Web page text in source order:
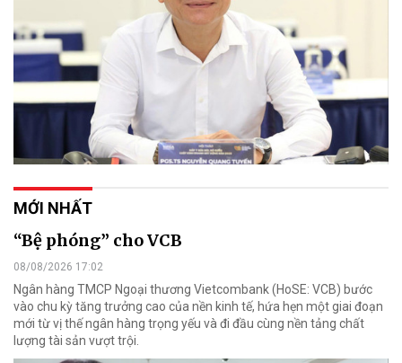
MỚI NHẤT
“Bệ phóng” cho VCB
08/08/2026 17:02
Ngân hàng TMCP Ngoại thương Vietcombank (HoSE: VCB) bước
vào chu kỳ tăng trưởng cao của nền kinh tế, hứa hẹn một giai đoạn
mới từ vị thế ngân hàng trọng yếu và đi đầu cùng nền tảng chất
lượng tài sản vượt trội.